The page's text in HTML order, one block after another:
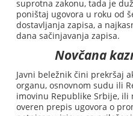
suprotna zakonu, tada je
poništaj ugovora u roku od
dostavljanja zapisa, a
dana sačinjavanja zapisa.
Novčana
Javni beležnik čini prekršaj
organu, osnovnom sudu ili
imovinu Republike Srbije,
overen prepis ugovora o